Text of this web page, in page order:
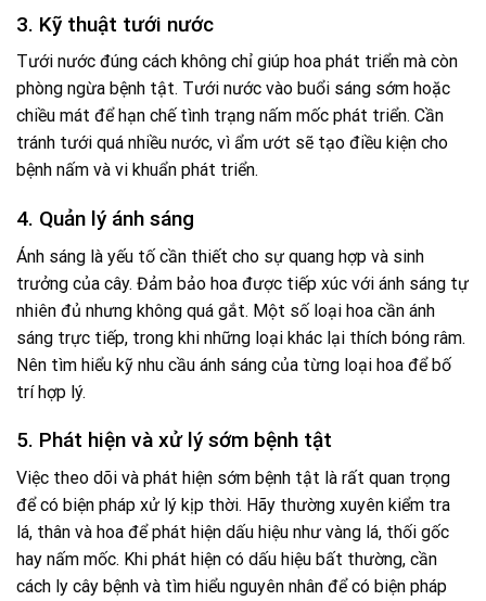
3. Kỹ thuật tưới nước
Tưới nước đúng cách không chỉ giúp hoa phát triển mà còn
phòng ngừa bệnh tật. Tưới nước vào buổi sáng sớm hoặc
chiều mát để hạn chế tình trạng nấm mốc phát triển. Cần
tránh tưới quá nhiều nước, vì ẩm ướt sẽ tạo điều kiện cho
bệnh nấm và vi khuẩn phát triển.
4. Quản lý ánh sáng
Ánh sáng là yếu tố cần thiết cho sự quang hợp và sinh
trưởng của cây. Đảm bảo hoa được tiếp xúc với ánh sáng tự
nhiên đủ nhưng không quá gắt. Một số loại hoa cần ánh
sáng trực tiếp, trong khi những loại khác lại thích bóng râm.
Nên tìm hiểu kỹ nhu cầu ánh sáng của từng loại hoa để bố
trí hợp lý.
5. Phát hiện và xử lý sớm bệnh tật
Việc theo dõi và phát hiện sớm bệnh tật là rất quan trọng
để có biện pháp xử lý kịp thời. Hãy thường xuyên kiểm tra
lá, thân và hoa để phát hiện dấu hiệu như vàng lá, thối gốc
hay nấm mốc. Khi phát hiện có dấu hiệu bất thường, cần
cách ly cây bệnh và tìm hiểu nguyên nhân để có biện pháp